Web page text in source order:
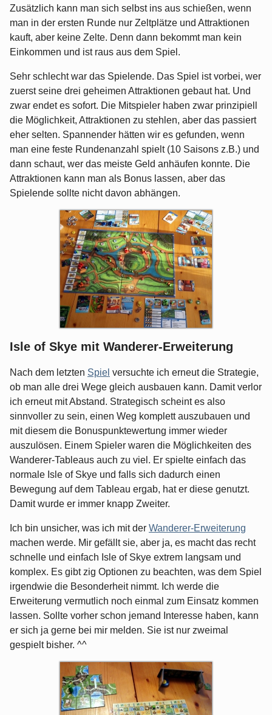
Zusätzlich kann man sich selbst ins aus schießen, wenn
man in der ersten Runde nur Zeltplätze und Attraktionen
kauft, aber keine Zelte. Denn dann bekommt man kein
Einkommen und ist raus aus dem Spiel.
Sehr schlecht war das Spielende. Das Spiel ist vorbei, wer
zuerst seine drei geheimen Attraktionen gebaut hat. Und
zwar endet es sofort. Die Mitspieler haben zwar prinzipiell
die Möglichkeit, Attraktionen zu stehlen, aber das passiert
eher selten. Spannender hätten wir es gefunden, wenn
man eine feste Rundenanzahl spielt (10 Saisons z.B.) und
dann schaut, wer das meiste Geld anhäufen konnte. Die
Attraktionen kann man als Bonus lassen, aber das
Spielende sollte nicht davon abhängen.
Isle of Skye mit Wanderer-Erweiterung
Nach dem letzten Spiel versuchte ich erneut die Strategie,
ob man alle drei Wege gleich ausbauen kann. Damit verlor
ich erneut mit Abstand. Strategisch scheint es also
sinnvoller zu sein, einen Weg komplett auszubauen und
mit diesem die Bonuspunktewertung immer wieder
auszulösen. Einem Spieler waren die Möglichkeiten des
Wanderer-Tableaus auch zu viel. Er spielte einfach das
normale Isle of Skye und falls sich dadurch einen
Bewegung auf dem Tableau ergab, hat er diese genutzt.
Damit wurde er immer knapp Zweiter.
Ich bin unsicher, was ich mit der Wanderer-Erweiterung
machen werde. Mir gefällt sie, aber ja, es macht das recht
schnelle und einfach Isle of Skye extrem langsam und
komplex. Es gibt zig Optionen zu beachten, was dem Spiel
irgendwie die Besonderheit nimmt. Ich werde die
Erweiterung vermutlich noch einmal zum Einsatz kommen
lassen. Sollte vorher schon jemand Interesse haben, kann
er sich ja gerne bei mir melden. Sie ist nur zweimal
gespielt bisher. ^^